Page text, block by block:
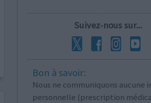
Suivez-nous sur...
Bon à savoir:
Nous ne communiquons aucune
personnelle (prescription